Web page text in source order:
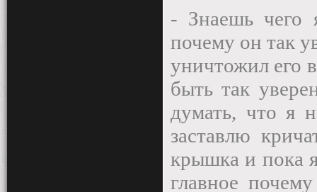
- Знаешь
почему он так
уничтожил его
быть так
думать, что я
заставлю
крышка и пока
главное